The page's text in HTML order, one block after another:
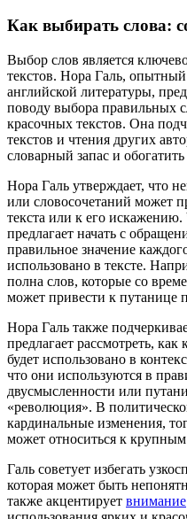
Как выбирать слова:
Выбор слов является
текстов. Нора Галь,
английской литературы,
поводу выбора правильных
красочных текстов. Она
текстов и чтения других
словарный запас и
Нора Галь утверждает, что
или словосочетаний может
текста или к его
предлагает начать с
правильное значение
использовано в тексте.
полна слов, которые со
может привести к путанице
Нора Галь также
предлагает рассмотреть,
будет использовано в
что они используются в
двусмысленности или
«революция». В
кардинальные изменения,
может относиться к
Галь советует избегать
которая может быть
также акцентирует внимание